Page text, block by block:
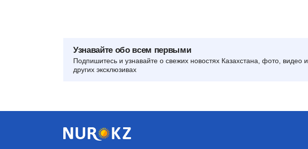
Узнавайте обо всем первыми
Подпишитесь и узнавайте о свежих новостях Казахстана, фото, видео и
других эксклюзивах